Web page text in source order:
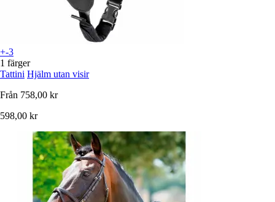
+-3
1 färger
Tattini Hjälm utan visir
Från 758,00 kr
598,00 kr